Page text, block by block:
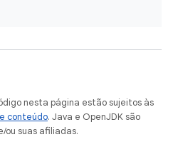
nesta página estão sujeitos às
conteúdo. Java e OpenJDK são
suas afiliadas.